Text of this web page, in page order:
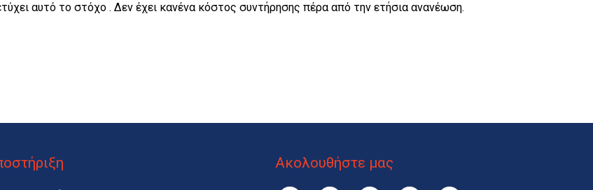
αυτό το στόχο . Δεν έχει κανένα κόστος συντήρησης πέρα από την ετήσια ανανέωση.
Ακολουθήστε μας